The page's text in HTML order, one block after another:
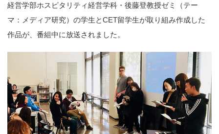
経営学部ホスピタリティ経営学科・後藤登教授ゼミ（テー
マ：メディア研究）の学生とCET留学生が取り組み作成した
作品が、番組中に放送されました。